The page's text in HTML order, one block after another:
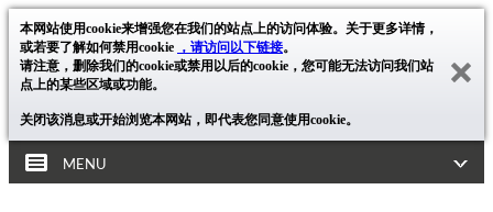
本网站使用cookie来增强您在我们的站点上的访问体验。关于更多详情，
或若要了解如何禁用cookie ，请访问以下链接。
请注意，删除我们的cookie或禁用以后的cookie，您可能无法访问我们站
点上的某些区域或功能。
关闭该消息或开始浏览本网站，即代表您同意使用cookie。
MENU